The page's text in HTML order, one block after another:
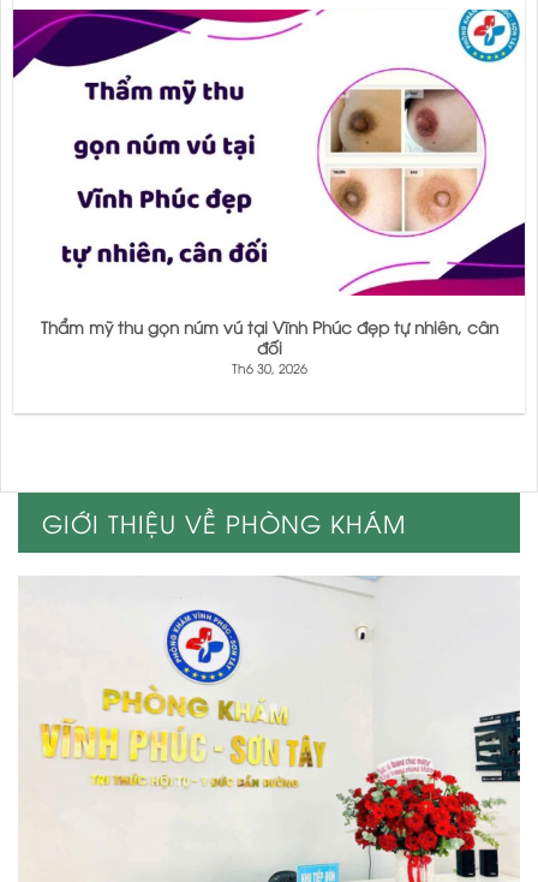
Thẩm mỹ thu gọn núm vú tại Vĩnh Phúc đẹp tự nhiên, cân
đối
Th6 30, 2026
GIỚI THIỆU VỀ PHÒNG KHÁM